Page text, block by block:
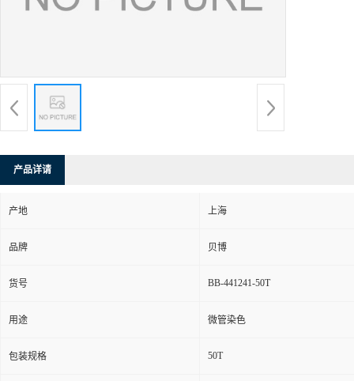
产品详请
产地 上海
品牌 贝博
货号 BB-441241-50T
用途 微管染色
包装规格 50T